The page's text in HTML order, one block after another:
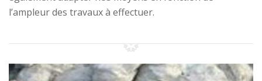
l’ampleur des travaux à effectuer.